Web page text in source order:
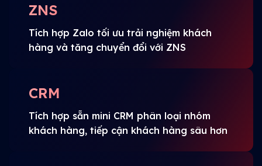
ZNS
Tích hợp Zalo tối ưu trải nghiệm khách
hàng và tăng chuyển đổi với ZNS
CRM
Tích hợp sẵn mini CRM phân loại nhóm
khách hàng, tiếp cận khách hàng sâu hơn